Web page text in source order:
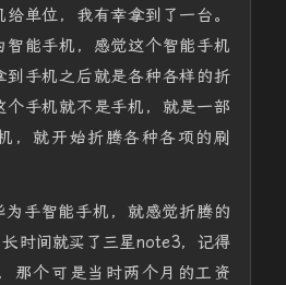
单位，我有幸拿到了一台。
智能手机，感觉这个智能手机
到手机之后就是各种各样的折
个手机就不是手机，就是一部
，就开始折腾各种各项的刷
为手智能手机，就感觉折腾的
时间就买了三星note3，记得
那个可是当时两个月的工资